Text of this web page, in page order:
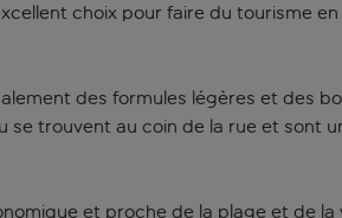
choix pour faire du tourisme en
des formules légères et des
trouvent au coin de la rue et sont
et proche de la plage et de la